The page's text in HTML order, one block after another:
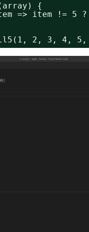
{
=> item != 5
2, 3, 4,